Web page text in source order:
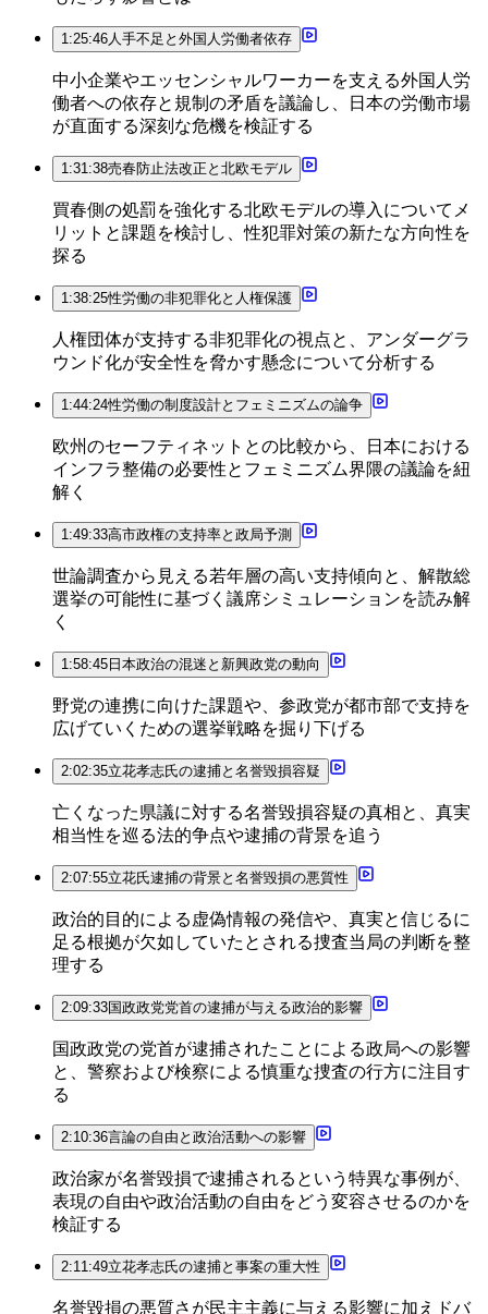
1:25:46人手不足と外国人労働者依存
中小企業やエッセンシャルワーカーを支える外国人労
働者への依存と規制の矛盾を議論し、日本の労働市場
が直面する深刻な危機を検証する
1:31:38売春防止法改正と北欧モデル
買春側の処罰を強化する北欧モデルの導入についてメ
リットと課題を検討し、性犯罪対策の新たな方向性を
探る
1:38:25性労働の非犯罪化と人権保護
人権団体が支持する非犯罪化の視点と、アンダーグラ
ウンド化が安全性を脅かす懸念について分析する
1:44:24性労働の制度設計とフェミニズムの論争
欧州のセーフティネットとの比較から、日本における
インフラ整備の必要性とフェミニズム界隈の議論を紐
解く
1:49:33高市政権の支持率と政局予測
世論調査から見える若年層の高い支持傾向と、解散総
選挙の可能性に基づく議席シミュレーションを読み解
く
1:58:45 日本政治の混迷と新興政党の動向
野党の連携に向けた課題や、参政党が都市部で支持を
広げていくための選挙戦略を掘り下げる
2:02:35立花孝志氏の逮捕と名誉毀損容疑
亡くなった県議に対する名誉毀損容疑の真相と、真実
相当性を巡る法的争点や逮捕の背景を追う
2:07:55立花氏逮捕の背景と名誉毀損の悪質性
政治的目的による虚偽情報の発信や、真実と信じるに
足る根拠が欠如していたとされる捜査当局の判断を整
理する
2:09:33国政政党党首の逮捕が与える政治的影響
国政政党の党首が逮捕されたことによる政局への影響
と、警察および検察による慎重な捜査の行方に注目す
る
2:10:36言論の自由と政治活動への影響
政治家が名誉毀損で逮捕されるという特異な事例が、
表現の自由や政治活動の自由をどう変容させるのかを
検証する
2:11:49立花孝志氏の逮捕と事案の重大性
名誉毀損の悪質さが民主主義に与える影響に加えドバ